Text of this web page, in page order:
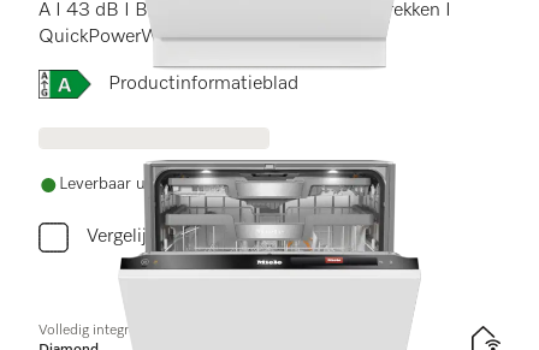
A I 43 dB I Besteklade en -korf I Comfort rekken I
QuickPowerWash I AutoOpen
Online Label Flag, Energielabel
Productinformatieblad
Leverbaar uit voorraad met gratis levering
Vergelijken
Volledig integreerbare vaatwassers